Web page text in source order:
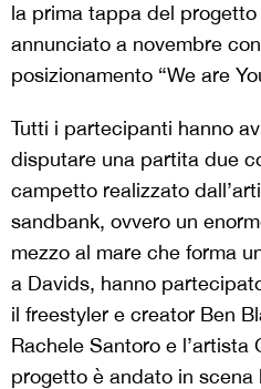
la prima tappa del progetto
annunciato a novembre
posizionamento “We are
Tutti i partecipanti hanno
disputare una partita due
campetto realizzato
sandbank, ovvero un
mezzo al mare che forma
a Davids, hanno
il freestyler e creator Ben
Rachele Santoro e l’artista
progetto è andato in scena